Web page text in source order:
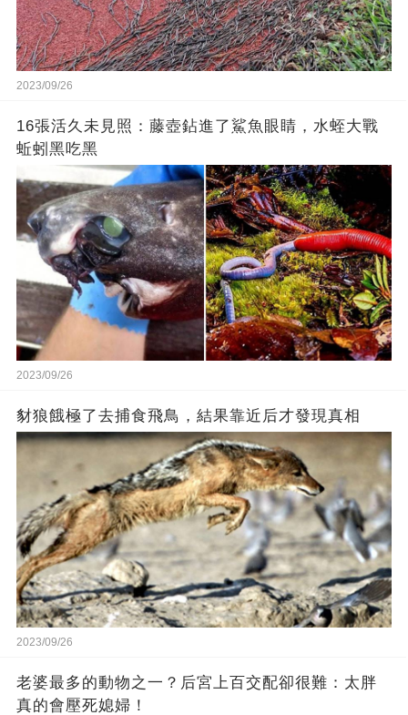
2023/09/26
16張活久未見照：藤壺鉆進了鯊魚眼睛，水蛭大戰
蚯蚓黑吃黑
2023/09/26
豺狼餓極了去捕食飛鳥，結果靠近后才發現真相
2023/09/26
老婆最多的動物之一？后宮上百交配卻很難：太胖
真的會壓死媳婦！